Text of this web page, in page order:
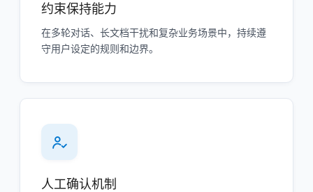
约束保持能力
在多轮对话、长文档干扰和复杂业务场景中，持续遵
守用户设定的规则和边界。
人工确认机制